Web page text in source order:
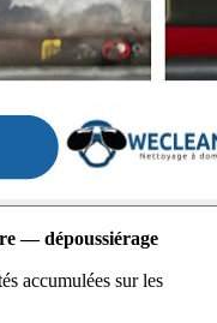
— dépoussiérage
accumulées sur les